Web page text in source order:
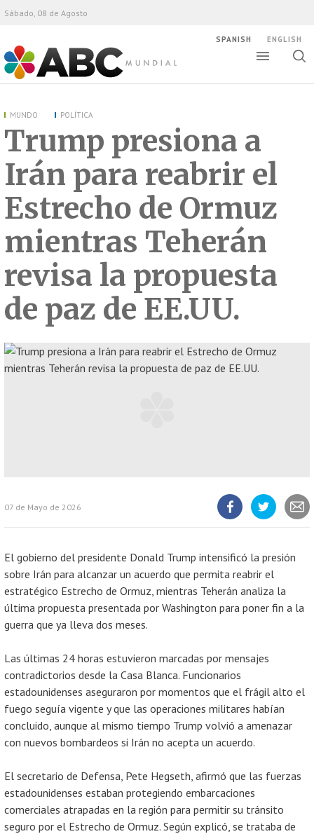
ABC Mundial
Sábado, 08 de Agosto
SPANISH ENGLISH
MUNDO POLÍTICA
Trump presiona a
Irán para reabrir el
Estrecho de Ormuz
mientras Teherán
revisa la propuesta
de paz de EE.UU.
07 de Mayo de 2026
El gobierno del presidente Donald Trump intensificó la presión
sobre Irán para alcanzar un acuerdo que permita reabrir el
estratégico Estrecho de Ormuz, mientras Teherán analiza la
última propuesta presentada por Washington para poner fin a la
guerra que ya lleva dos meses.
Las últimas 24 horas estuvieron marcadas por mensajes
contradictorios desde la Casa Blanca. Funcionarios
estadounidenses aseguraron por momentos que el frágil alto el
fuego seguía vigente y que las operaciones militares habían
concluido, aunque al mismo tiempo Trump volvió a amenazar
con nuevos bombardeos si Irán no acepta un acuerdo.
El secretario de Defensa, Pete Hegseth, afirmó que las fuerzas
estadounidenses estaban protegiendo embarcaciones
comerciales atrapadas en la región para permitir su tránsito
seguro por el Estrecho de Ormuz. Según explicó, se trataba de